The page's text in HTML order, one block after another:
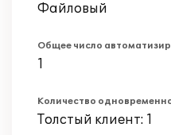
Файловый
Общее число
1
Количество
Толстый клиент: 1